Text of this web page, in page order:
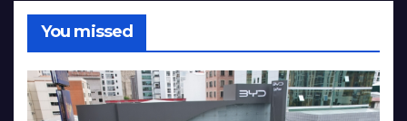
You missed